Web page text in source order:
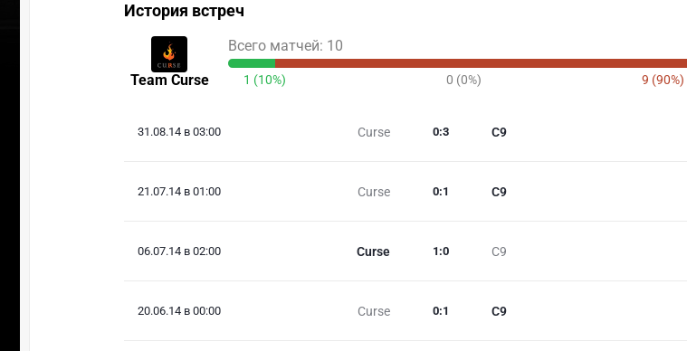
История встреч
Team Curse
Всего матчей: 10
1 (10%) 0 (0%) 9 (90%)
31.08.14 в 03:00 Curse C9
0:3
21.07.14 в 01:00 Curse C9
0:1
06.07.14 в 02:00 Curse C9
1 :0
20.06.14 в 00:00 Curse C9
0:1